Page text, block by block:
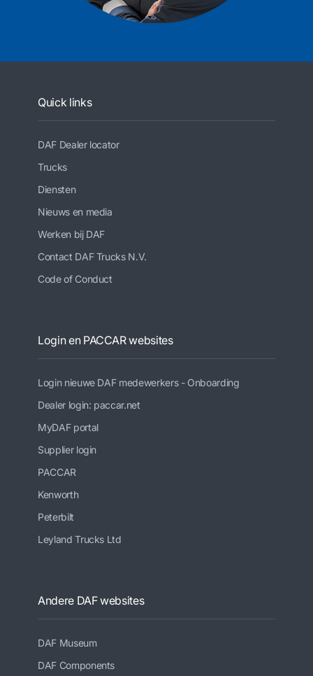
Quick links
DAF Dealer locator
Trucks
Diensten
Nieuws en media
Werken bij DAF
Contact DAF Trucks N.V.
Code of Conduct
Login en PACCAR websites
Login nieuwe DAF medewerkers - Onboarding
Dealer login: paccar.net
MyDAF portal
Supplier login
PACCAR
Kenworth
Peterbilt
Leyland Trucks Ltd
Andere DAF websites
DAF Museum
DAF Components